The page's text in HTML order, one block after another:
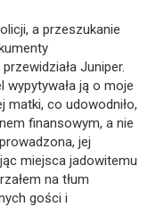
a przeszukanie
Juniper.
wypytywała ją o moje
matki, co udowodniło,
finansowym, a nie
jej
miejsca jadowitemu
na tłum
gości i